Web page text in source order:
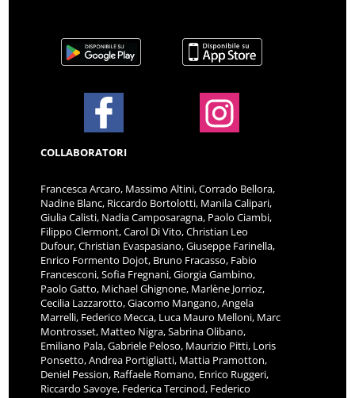
COLLABORATORI
Francesca Arcaro, Massimo Altini, Corrado Bellora,
Nadine Blanc, Riccardo Bortolotti, Manila Calipari,
Giulia Calisti, Nadia Camposaragna, Paolo Ciambi,
Filippo Clermont, Carol Di Vito, Christian Leo
Dufour, Christian Evaspasiano, Giuseppe Farinella,
Enrico Formento Dojot, Bruno Fracasso, Fabio
Francesconi, Sofia Fregnani, Giorgia Gambino,
Paolo Gatto, Michael Ghignone, Marlène Jorrioz,
Cecilia Lazzarotto, Giacomo Mangano, Angela
Marrelli, Federico Mecca, Luca Mauro Melloni, Marc
Montrosset, Matteo Nigra, Sabrina Olibano,
Emiliano Pala, Gabriele Peloso, Maurizio Pitti, Loris
Ponsetto, Andrea Portigliatti, Mattia Pramotton,
Deniel Pession, Raffaele Romano, Enrico Ruggeri,
Riccardo Savoye, Federica Tercinod, Federico